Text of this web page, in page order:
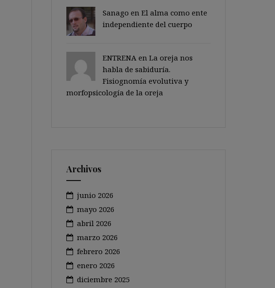
Sanago en El alma como ente
independiente del cuerpo
ENTRENA en La oreja nos
habla de sabiduría.
Fisiognomía evolutiva y
morfopsicología de la oreja
Archivos
junio 2026
mayo 2026
abril 2026
marzo 2026
febrero 2026
enero 2026
diciembre 2025